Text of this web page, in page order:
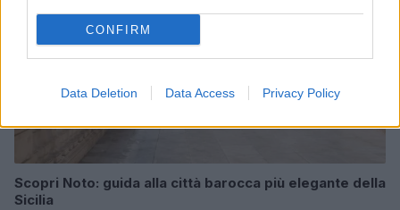
CONFIRM
Data Deletion Data Access Privacy Policy
Scopri Noto: guida alla città barocca più elegante della
Sicilia